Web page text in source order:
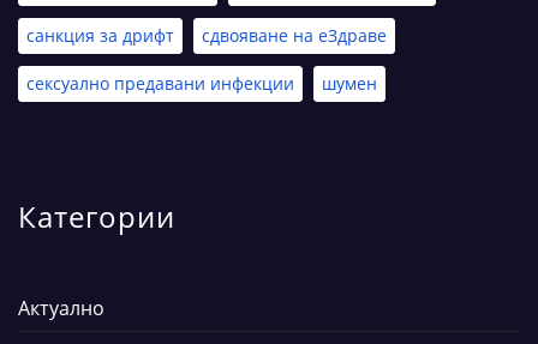
санкция за дрифт сдвояване на еЗдраве
сексуално предавани инфекции шумен
Категории
Актуално